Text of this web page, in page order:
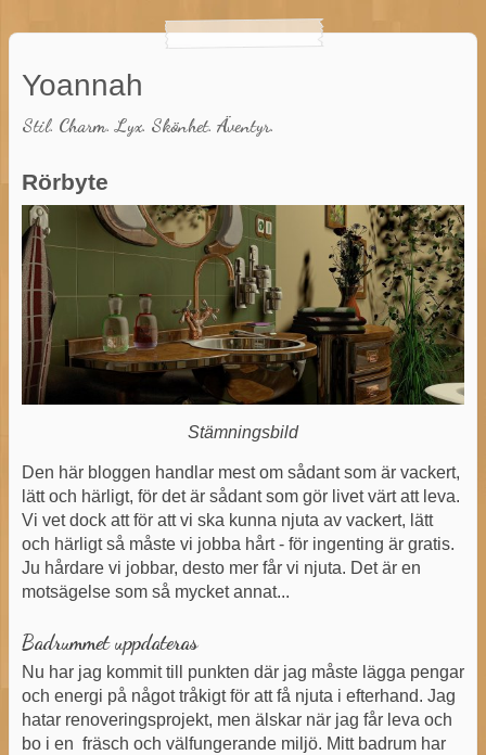
Yoannah
Stil. Charm. Lyx. Skönhet. Äventyr.
Rörbyte
Stämningsbild
Den här bloggen handlar mest om sådant som är vackert,
lätt och härligt, för det är sådant som gör livet värt att leva.
Vi vet dock att för att vi ska kunna njuta av vackert, lätt
och härligt så måste vi jobba hårt - för ingenting är gratis.
Ju hårdare vi jobbar, desto mer får vi njuta. Det är en
motsägelse som så mycket annat...
Badrummet uppdateras
Nu har jag kommit till punkten där jag måste lägga pengar
och energi på något tråkigt för att få njuta i efterhand. Jag
hatar renoveringsprojekt, men älskar när jag får leva och
bo i en fräsch och välfungerande miljö. Mitt badrum har